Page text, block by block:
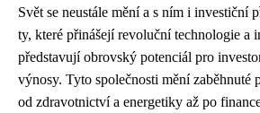
Svět se neustále mění a s ním i investiční
ty, které přinášejí revoluční technologie a
představují obrovský potenciál pro
výnosy. Tyto společnosti mění
od zdravotnictví a energetiky až po